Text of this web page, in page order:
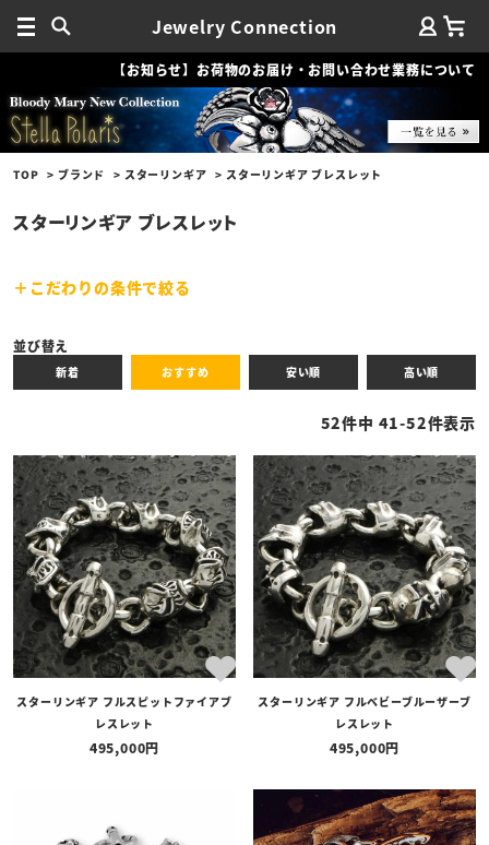
Jewelry Connection
【お知らせ】お荷物のお届け・お問い合わせ業務について
TOP ブランド スターリンギア スターリンギア ブレスレット
スターリンギア ブレスレット
こだわりの条件で絞る
商品タイプ
全ての商品
予約商品 セール商品
カテゴリ
ブランド
価格
在庫なしを含む
並び替え
新着 おすすめ 安い順 高い順
52件中 41-52件表示
スターリンギア フルスピットファイアブ
レスレット
495,000
スターリンギア フルベビーブルーザーブ
レスレット
495,000